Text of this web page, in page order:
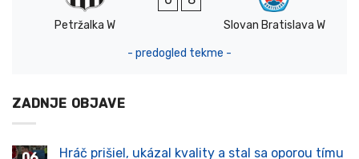
Petržalka W Slovan Bratislava W
- predogled tekme -
ZADNJE OBJAVE
Hráč prišiel, ukázal kvality a stal sa oporou tímu